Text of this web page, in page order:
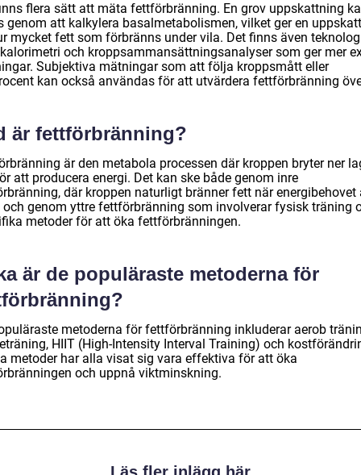
flera sätt att mäta fettförbränning. En grov uppskattning
genom att kalkylera basalmetabolismen, vilket ger en
mycket fett som förbränns under vila. Det finns även
och kroppsammansättningsanalyser som ger mer
Subjektiva mätningar som att följa kroppsmått eller
kan också användas för att utvärdera fettförbränning
är fettförbränning?
är den metabola processen där kroppen bryter ner
att producera energi. Det kan ske både genom inre
där kroppen naturligt bränner fett när energibehovet
och genom yttre fettförbränning som involverar fysisk träning
metoder för att öka fettförbränningen.
är de populäraste metoderna för
metoderna för fettförbränning inkluderar aerob
HIIT (High-Intensity Interval Training) och
metoder har alla visat sig vara effektiva för att öka
och uppnå viktminskning.